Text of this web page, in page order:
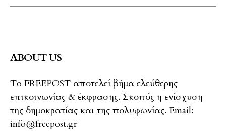
ABOUT US
To FREEPOST αποτελεί βήμα ελεύθερης
επικοινωνίας & έκφρασης. Σκοπός η ενίσχυση
της δημοκρατίας και της πολυφωνίας. Email:
info@freepost.gr